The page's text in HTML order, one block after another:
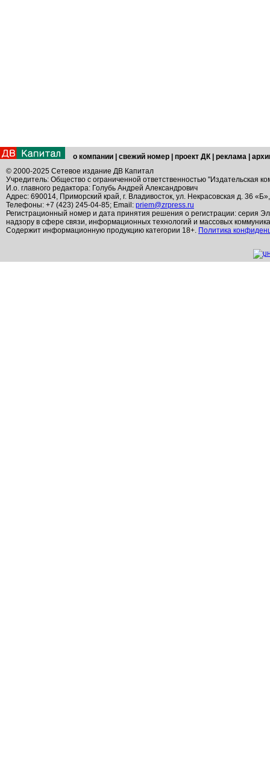
о компании свежий номер проект ДК реклама
© 2000-2025 Сетевое издание ДВ Капитал
Учредитель: Общество с ограниченной ответственностью "Издательская
И.о. главного редактора: Голубь Андрей Александрович
Адрес: 690014, Приморский край, г. Владивосток, ул. Некрасовская д. 36
Телефоны: +7 (423) 245-04-85; Email: priem@zrpress.ru
Регистрационный номер и дата принятия решения о регистрации: серия
надзору в сфере связи, информационных технологий и массовых
Содержит информационную продукцию категории 18+. Политика